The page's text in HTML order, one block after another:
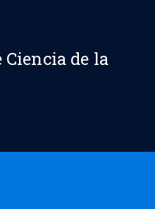
Ciencia de la